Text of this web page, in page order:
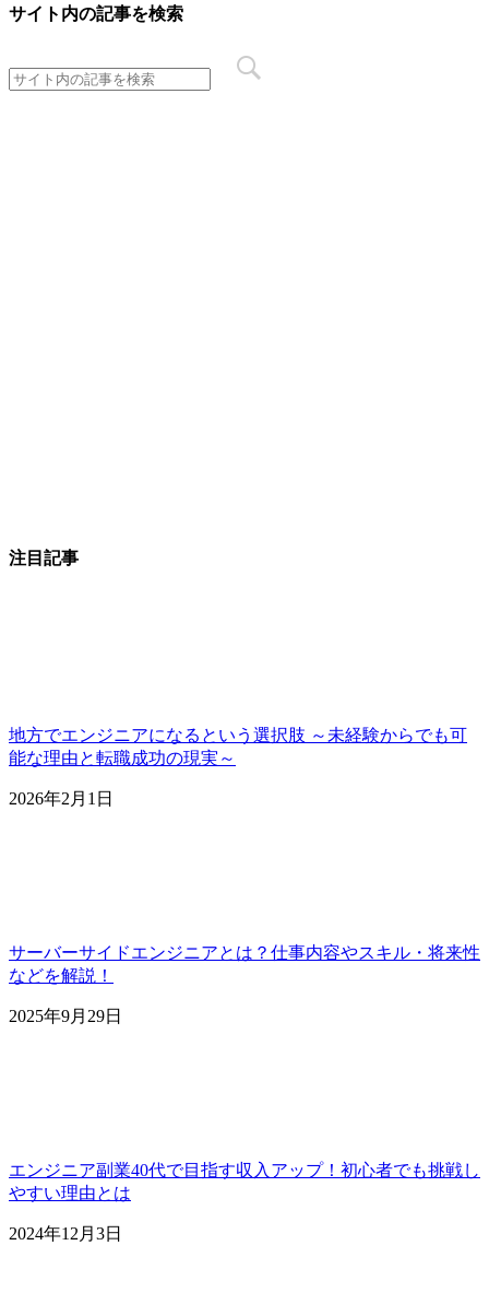
サイト内の記事を検索
注目記事
地方でエンジニアになるという選択肢 ～未経験からでも可
能な理由と転職成功の現実～
2026年2月1日
サーバーサイドエンジニアとは？仕事内容やスキル・将来性
などを解説！
2025年9月29日
エンジニア副業40代で目指す収入アップ！初心者でも挑戦し
やすい理由とは
2024年12月3日